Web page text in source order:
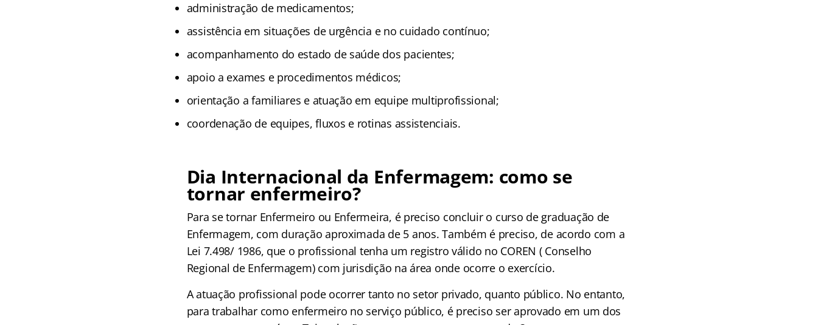
administração de medicamentos;
assistência em situações de urgência e no cuidado contínuo;
acompanhamento do estado de saúde dos pacientes;
apoio a exames e procedimentos médicos;
orientação a familiares e atuação em equipe multiprofissional;
coordenação de equipes, fluxos e rotinas assistenciais.
Dia Internacional da Enfermagem: como se
tornar enfermeiro?
Para se tornar Enfermeiro ou Enfermeira, é preciso concluir o curso de graduação de
Enfermagem, com duração aproximada de 5 anos. Também é preciso, de acordo com a
Lei 7.498/ 1986, que o profissional tenha um registro válido no COREN ( Conselho
Regional de Enfermagem) com jurisdição na área onde ocorre o exercício.
A atuação profissional pode ocorrer tanto no setor privado, quanto público. No entanto,
para trabalhar como enfermeiro no serviço público, é preciso ser aprovado em um dos